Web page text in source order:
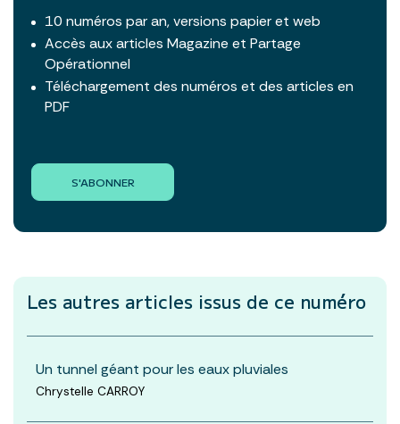
10 numéros par an, versions papier et web
Accès aux articles Magazine et Partage
Opérationnel
Téléchargement des numéros et des articles en
PDF
S'ABONNER
Les autres articles issus de ce numéro
Un tunnel géant pour les eaux pluviales
Chrystelle CARROY